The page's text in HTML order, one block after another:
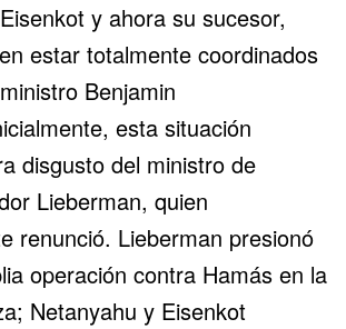
y ahora su sucesor,
estar totalmente coordinados
Benjamin
esta situación
disgusto del ministro de
Lieberman, quien
renunció. Lieberman presionó
operación contra Hamás en la
Netanyahu y Eisenkot